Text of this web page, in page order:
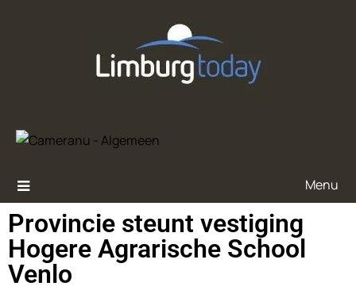
Menu
Provincie steunt vestiging
Hogere Agrarische School
Venlo